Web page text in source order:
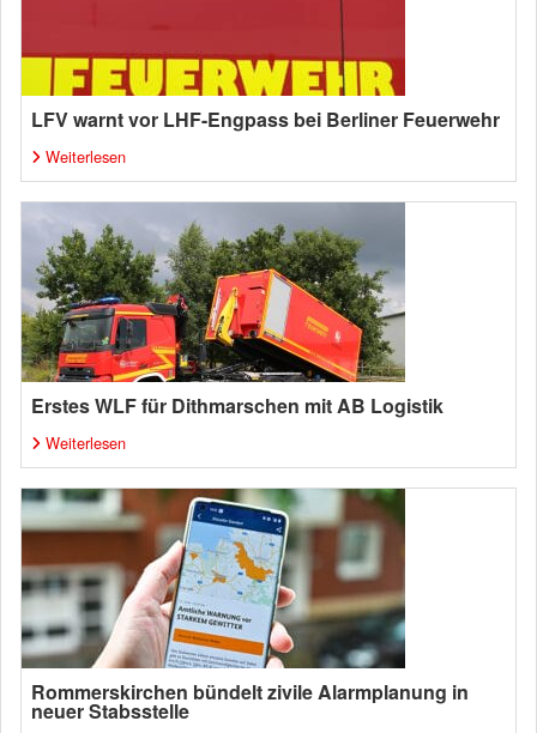
LFV warnt vor LHF-Engpass bei Berliner Feuerwehr
Weiterlesen
Erstes WLF für Dithmarschen mit AB Logistik
Weiterlesen
Rommerskirchen bündelt zivile Alarmplanung in
neuer Stabsstelle